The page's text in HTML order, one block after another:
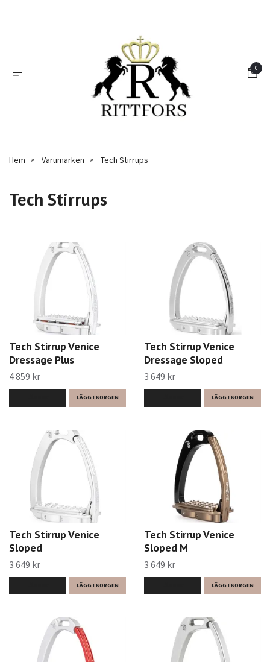
0
Hem Varumärken Tech Stirrups
Tech Stirrups
Tech Stirrup Venice
Dressage Plus
4 859 kr
LÄGG I KORGEN
Tech Stirrup Venice
Dressage Sloped
3 649 kr
LÄGG I KORGEN
Tech Stirrup Venice
Sloped
3 649 kr
LÄGG I KORGEN
Tech Stirrup Venice
Sloped M
3 649 kr
LÄGG I KORGEN